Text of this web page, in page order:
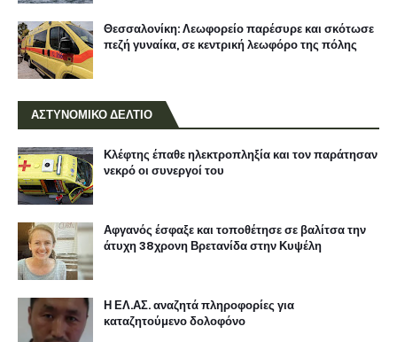
Θεσσαλονίκη: Λεωφορείο παρέσυρε και σκότωσε
πεζή γυναίκα, σε κεντρική λεωφόρο της πόλης
ΑΣΤΥΝΟΜΙΚΟ ΔΕΛΤΙΟ
Κλέφτης έπαθε ηλεκτροπληξία και τον παράτησαν
νεκρό οι συνεργοί του
Αφγανός έσφαξε και τοποθέτησε σε βαλίτσα την
άτυχη 38χρονη Βρετανίδα στην Κυψέλη
Η ΕΛ.ΑΣ. αναζητά πληροφορίες για
καταζητούμενο δολοφόνο